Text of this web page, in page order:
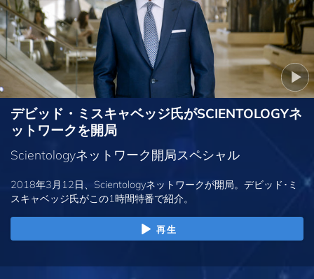
デビッド・ミスキャベッジ氏がSCIENTOLOGYネ
ットワークを開局
Scientologyネットワーク開局スペシャル
2018年3月12日、Scientologyネットワークが開局。デビッド･ミ
スキャベッジ氏がこの1時間特番で紹介。
再生